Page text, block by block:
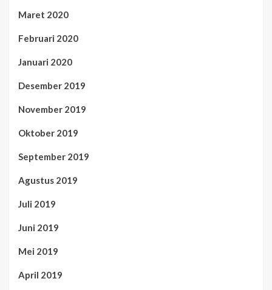
Maret 2020
Februari 2020
Januari 2020
Desember 2019
November 2019
Oktober 2019
September 2019
Agustus 2019
Juli 2019
Juni 2019
Mei 2019
April 2019